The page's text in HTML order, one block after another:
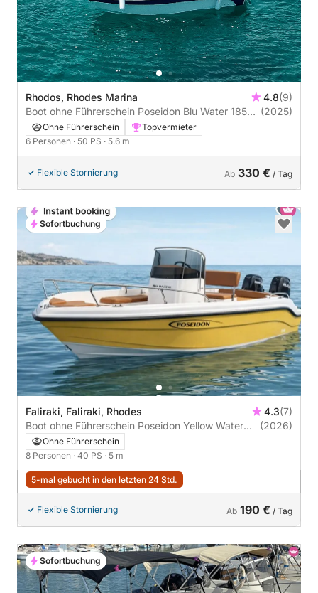
Rhodos, Rhodes Marina 4.8(9)
Boot ohne Führerschein Poseidon Blu Water 185
50PS
(2025)
Ohne Führerschein
Topvermieter
6 Personen · 50 PS · 5.6 m
Flexible Stornierung Ab 330 € / Tag
Faliraki, Faliraki, Rhodes 4.3(7)
Boot ohne Führerschein Poseidon Yellow Water
170 2025 40PS
(2026)
Ohne Führerschein
8 Personen · 40 PS · 5 m
5-mal gebucht in den letzten 24 Std.
Flexible Stornierung Ab 190 € / Tag
Sofortbuchung
Sofortbuchung